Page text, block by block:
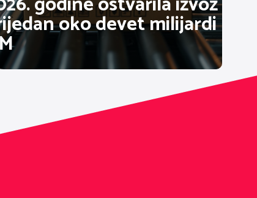
oko devet milijardi